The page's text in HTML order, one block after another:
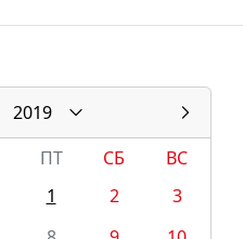
2019
ПТ СБ
ВС
1
2
3